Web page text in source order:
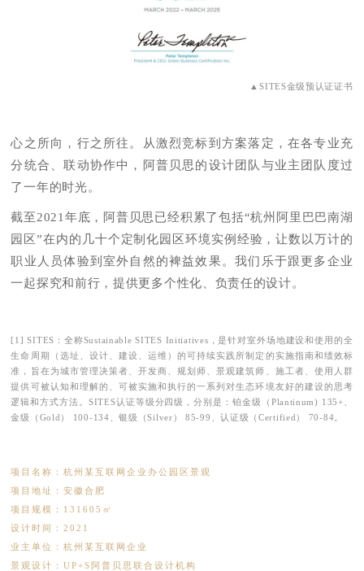
▲SITES金级预认证证书
心之所向，行之所往。从激烈竞标到方案落定，在各专业充
分统合、联动协作中，阿普贝思的设计团队与业主团队度过
了一年的时光。
截至2021年底，阿普贝思已经积累了包括“杭州阿里巴巴南湖
园区”在内的几十个定制化园区环境实例经验，让数以万计的
职业人员体验到室外自然的裨益效果。我们乐于跟更多企业
一起探究和前行，提供更多个性化、负责任的设计。
[1] SITES：全称Sustainable SITES Initiatives，是针对室外场地建设和使用的全
生命周期（选址、设计、建设、运维）的可持续实践所制定的实施指南和绩效标
准，旨在为城市管理决策者、开发商、规划师、景观建筑师、施工者、使用人群
提供可被认知和理解的、可被实施和执行的一系列对生态环境友好的建设的思考
逻辑和方式方法。SITES认证等级分四级，分别是：铂金级（Plantinum) 135+、
金级（Gold） 100-134、银级（Silver） 85-99、认证级（Certified） 70-84。
项目名称：杭州某互联网企业办公园区景观
项目地址：安徽合肥
项目规模：131605㎡
设计时间：2021
业主单位：杭州某互联网企业
景观设计：UP+S阿普贝思联合设计机构